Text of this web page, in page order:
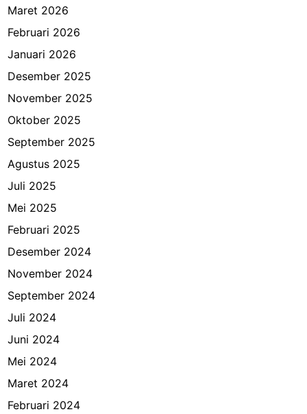
Maret 2026
Februari 2026
Januari 2026
Desember 2025
November 2025
Oktober 2025
September 2025
Agustus 2025
Juli 2025
Mei 2025
Februari 2025
Desember 2024
November 2024
September 2024
Juli 2024
Juni 2024
Mei 2024
Maret 2024
Februari 2024